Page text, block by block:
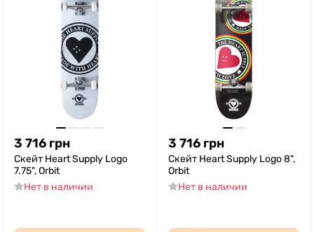
3 716 грн
Скейт Heart Supply Logo
7.75", Orbit
Нет в наличии
3 716 грн
Скейт Heart Supply Logo 8",
Orbit
Нет в наличии